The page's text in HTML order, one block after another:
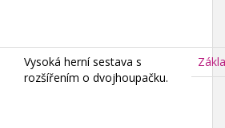
Vysoká herní sestava s
rozšířením o dvojhoupačku.